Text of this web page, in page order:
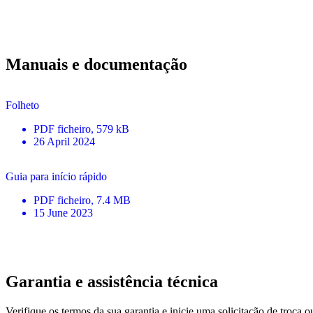
Manuais e documentação
Folheto
PDF ficheiro, 579 kB
26 April 2024
Guia para início rápido
PDF ficheiro, 7.4 MB
15 June 2023
Garantia e assistência técnica